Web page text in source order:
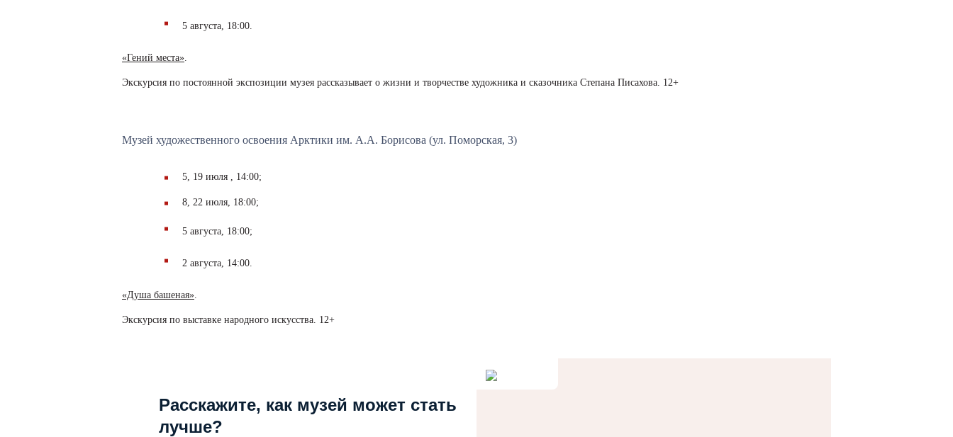
5 августа, 18:00.
«Гений места».
Экскурсия по постоянной экспозиции музея рассказывает о жизни и творчестве художника и сказочника Степана Писахова. 12+
Музей художественного освоения Арктики им. А.А. Борисова (ул. Поморская, 3)
5, 19 июля , 14:00;
8, 22 июля, 18:00;
5 августа, 18:00;
2 августа, 14:00.
«Душа башеная».
Экскурсия по выставке народного искусства. 12+
Расскажите, как музей может стать
лучше?